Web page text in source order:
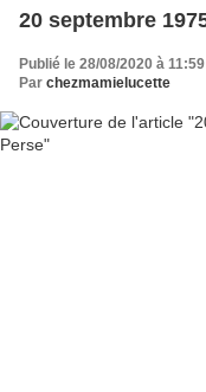
Publié le 28/08/2020 à 11:59
Par chezmamielucette